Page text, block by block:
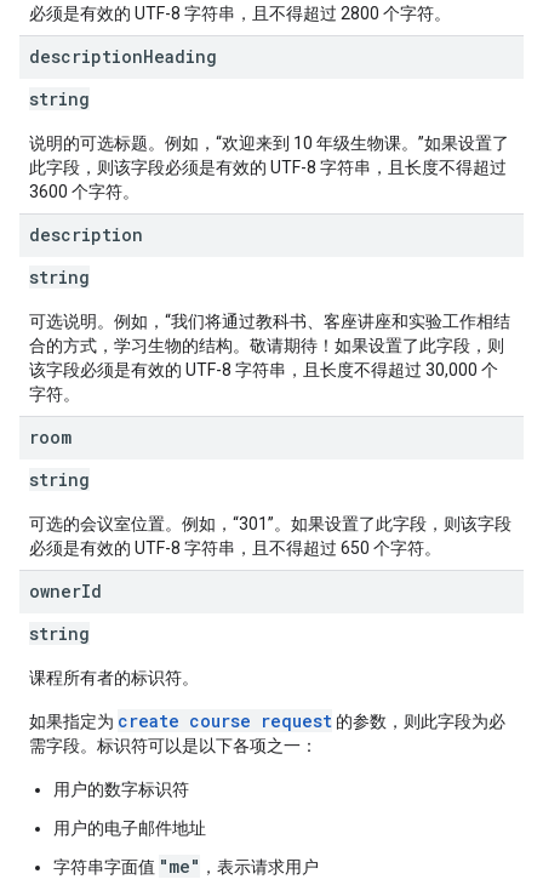
必须是有效的 UTF-8 字符串，且不得超过 2800 个字符。
descriptionHeading
string
说明的可选标题。例如，“欢迎来到 10 年级生物课。”如果设置了
此字段，则该字段必须是有效的 UTF-8 字符串，且长度不得超过
3600 个字符。
description
string
可选说明。例如，“我们将通过教科书、客座讲座和实验工作相结
合的方式，学习生物的结构。敬请期待！如果设置了此字段，则
该字段必须是有效的 UTF-8 字符串，且长度不得超过 30,000 个
字符。
room
string
可选的会议室位置。例如，“301”。如果设置了此字段，则该字段
必须是有效的 UTF-8 字符串，且不得超过 650 个字符。
ownerId
string
课程所有者的标识符。
如果指定为 create course request 的参数，则此字段为必
需字段。标识符可以是以下各项之一：
用户的数字标识符
用户的电子邮件地址
字符串字面值 "me" ，表示请求用户